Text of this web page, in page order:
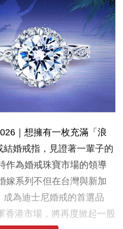
｜想擁有一枚充滿「浪
婚戒指，見證著一輩子的
作為婚戒珠寶市場的領導
嫁系列不但在台灣與新加
為迪士尼婚戒的首選品
香港市場，將再度掀起一股